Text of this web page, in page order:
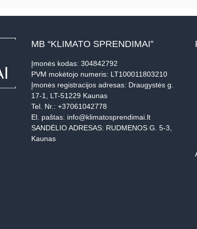
MB “KLIMATO SPRENDIMAI”
Įmonės kodas: 304842792
PVM mokėtojo numeris: LT100011803210
Įmonės registracijos adresas: Draugystės g.
17-1, LT-51229 Kaunas
Tel. Nr.: +37061042778
El. paštas: info@klimatosprendimai.lt
SANDĖLIO ADRESAS: RUDMENOS G. 5-3,
Kaunas